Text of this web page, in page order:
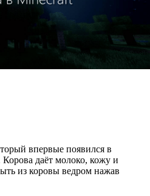
впервые появился в
даёт молоко, кожу и
из коровы ведром нажав